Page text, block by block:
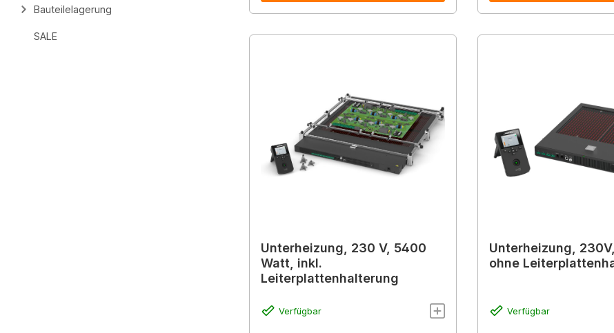
Bauteilelagerung
SALE
Unterheizung, 230 V, 5400
Watt, inkl.
Leiterplattenhalterung
Verfügbar
Unterheizung,
ohne
Verfügbar